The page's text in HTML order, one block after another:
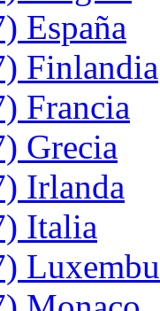
España
Finlandia
Francia
Grecia
Irlanda
Italia